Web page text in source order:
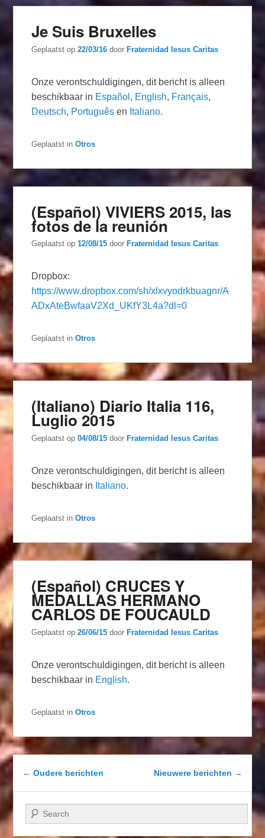
Je Suis Bruxelles
Geplaatst op22/03/16 doorFraternidad Iesus Caritas
Onze verontschuldigingen, dit bericht is alleen
beschikbaar in Español , English, Français,
Deutsch, Português en Italiano.
Geplaatst in Otros
(Español) VIVIERS 2015, las
fotos de la reunión
Geplaatst op12/08/15 door Fraternidad Iesus Caritas
Dropbox:
https://www.dropbox.com/sh/xlxvyodrkbuagnr/A
ADxAteBwfaaV2Xd_UKfY3L4a?dl=0
Geplaatst in Otros
(Italiano) Diario Italia 116,
Luglio 2015
Geplaatst op04/08/15 door Fraternidad Iesus Caritas
Onze verontschuldigingen, dit bericht is alleen
beschikbaar in Italiano.
Geplaatst in Otros
(Español) CRUCES Y
MEDALLAS HERMANO
CARLOS DE FOUCAULD
Geplaatst op26/06/15 door Fraternidad Iesus Caritas
Onze verontschuldigingen, dit bericht is alleen
beschikbaar in English.
Geplaatst in Otros
Berichtnavigatie
← Oudere berichten Nieuwere berichten →
Zoeken